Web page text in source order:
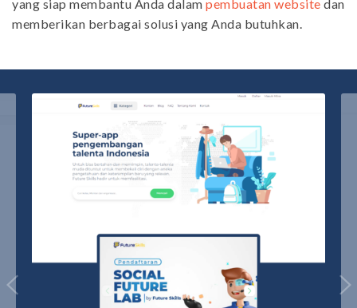
yang siap membantu Anda dalam pembuatan website dan
memberikan berbagai solusi yang Anda butuhkan.